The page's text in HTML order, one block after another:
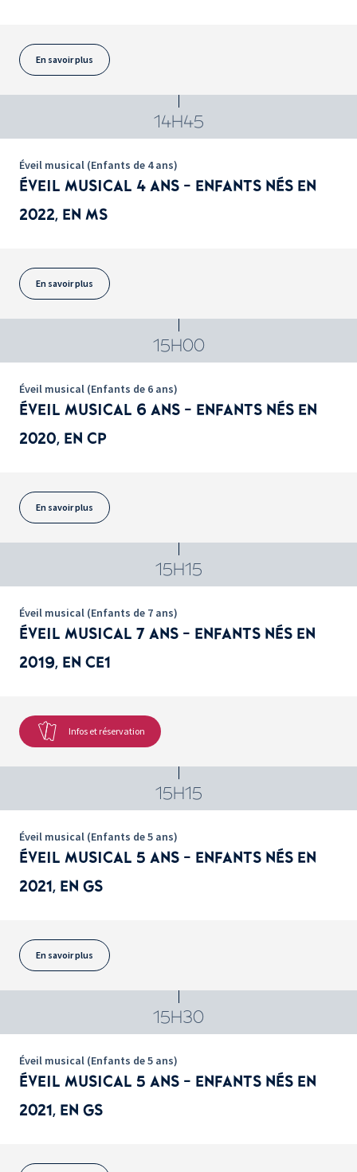
En savoir plus
14H45
Éveil musical (Enfants de 4 ans)
ÉVEIL MUSICAL 4 ANS - ENFANTS NÉS EN
2022, EN MS
En savoir plus
15H00
Éveil musical (Enfants de 6 ans)
ÉVEIL MUSICAL 6 ANS - ENFANTS NÉS EN
2020, EN CP
En savoir plus
15H15
Éveil musical (Enfants de 7 ans)
ÉVEIL MUSICAL 7 ANS - ENFANTS NÉS EN
2019, EN CE1
Infos et réservation
15H15
Éveil musical (Enfants de 5 ans)
ÉVEIL MUSICAL 5 ANS - ENFANTS NÉS EN
2021, EN GS
En savoir plus
15H30
Éveil musical (Enfants de 5 ans)
ÉVEIL MUSICAL 5 ANS - ENFANTS NÉS EN
2021, EN GS